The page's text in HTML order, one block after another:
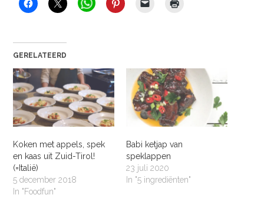
GERELATEERD
Koken met appels, spek
en kaas uit Zuid-Tirol!
(=Italië)
5 december 2018
In "Foodfun"
Babi ketjap van
speklappen
23 juli 2020
In "5 ingrediënten"